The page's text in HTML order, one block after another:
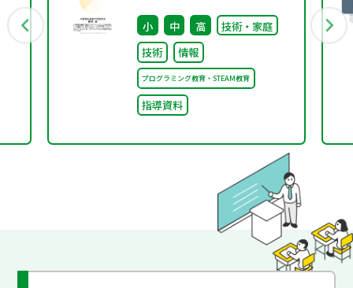
学校から高等学校までの
プログラミング教育の系
統性～
小 中 高
技術・家庭
技術
情報
プログラミング教育・STEAM教育
指導資料